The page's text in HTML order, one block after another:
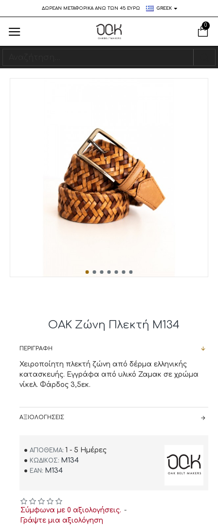
ΔΩΡΕΑΝ ΜΕΤΑΦΟΡΙΚΑ ΑΝΩ ΤΩΝ 45 ΕΥΡΩ GREEK
0
OAK Ζώνη Πλεκτή M134
ΠΕΡΙΓΡΑΦΉ
Χειροποίητη πλεκτή ζώνη από δέρμα ελληνικής
κατασκευής. Εγγράφα από υλικό Ζαμακ σε χρώμα
νίκελ. Φάρδος 3,5εκ.
ΑΞΙΟΛΟΓΉΣΕΙΣ
ΑΠΌΘΕΜΑ: 1 - 5 Ημέρες
ΚΩΔΙΚΌΣ: M134
EAN: M134
Σύμφωνα με 0 αξιολογήσεις. -
Γράψτε μια αξιολόγηση